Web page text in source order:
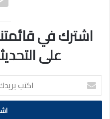
اشترك في
على
اكتب
بريدك
الالكتروني